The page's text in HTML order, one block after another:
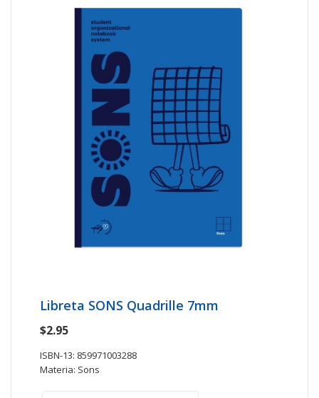
Libreta SONS Quadrille 7mm
$2.95
ISBN-13: 859971003288
Materia: Sons